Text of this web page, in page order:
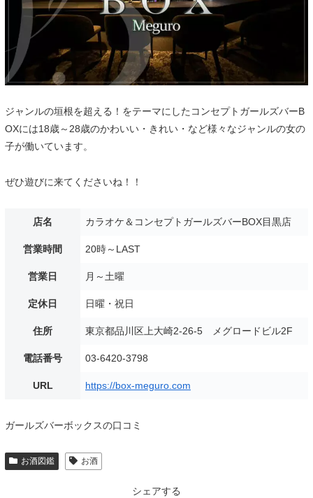
ジャンルの垣根を超える！をテーマにしたコンセプトガールズバーB
OXには18歳～28歳のかわいい・きれい・など様々なジャンルの女の
子が働いています。
ぜひ遊びに来てくださいね！！
店名 カラオケ＆コンセプトガールズバーBOX目黒店
営業時間 20時～LAST
営業日 月～土曜
定休日 日曜・祝日
住所 東京都品川区上大崎2-26-5 メグロードビル2F
電話番号 03-6420-3798
URL https://box-meguro.com
ガールズバーボックスの口コミ
お酒図鑑 お酒
シェアする